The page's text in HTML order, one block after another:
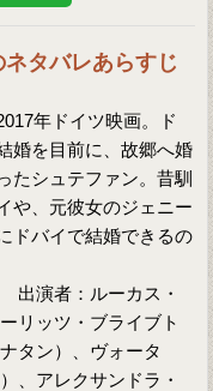
ネタバレあらすじ
年ドイツ映画。ド
婚を目前に、故郷へ婚
たシュテファン。昔馴
や、元彼女のジェニー
ドバイで結婚できるの
出演者：ルーカス・
リッツ・ブライブト
タン）、ヴォータ
、アレクサンドラ・